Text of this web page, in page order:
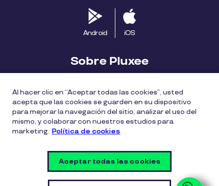
Android iOS
Sobre Pluxee
Mapa del sitio Trabaja con nosotros
Política entrega bonos Pluxee
Políticas de privacidad Términos de uso
Configuración de cookies
Al hacer clic en “Aceptar todas las cookies”, usted
acepta que las cookies se guarden en su dispositivo
para mejorar la navegación del sitio, analizar el uso del
mismo, y colaborar con nuestros estudios para
marketing. Política de cookies
Aceptar todas las cookies